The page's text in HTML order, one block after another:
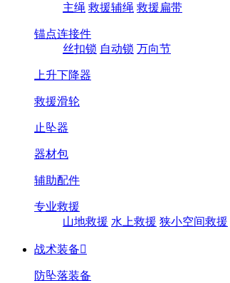
主绳 救援辅绳 救援扁带
锚点连接件
丝扣锁 自动锁 万向节
上升下降器
救援滑轮
止坠器
器材包
辅助配件
专业救援
山地救援 水上救援 狭小空间救援
战术装备
防坠落装备